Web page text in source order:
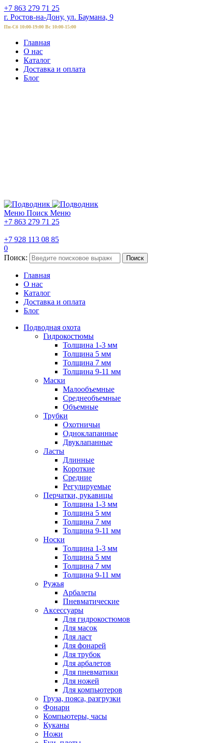
+7 863 279 71 25
г. Ростов-на-Дону, ул. Баумана, 9
Пн-Сб 10:00-19:00 Вс 10:00-15:00
Главная
О нас
Каталог
Доставка и оплата
Блог
Меню Поиск Меню
+7 863 279 71 25
+7 928 113 08 85
0
Поиск:
Поиск
Главная
О нас
Каталог
Доставка и оплата
Блог
Подводная охота
Гидрокостюмы
Толщина 1-3 мм
Толщина 5 мм
Толщина 7 мм
Толщина 9-11 мм
Маски
Малообъемные
Среднеобъемные
Объемные
Трубки
Охотничьи
Одноклапанные
Двуклапанные
Ласты
Длинные
Короткие
Средние
Регулируемые
Перчатки, рукавицы
Толщина 1-3 мм
Толщина 5 мм
Толщина 7 мм
Толщина 9-11 мм
Носки
Толщина 1-3 мм
Толщина 5 мм
Толщина 7 мм
Толщина 9-11 мм
Ружья
Арбалеты
Пневматические
Аксессуары
Для гидрокостюмов
Для масок
Для ласт
Для фонарей
Для трубок
Для арбалетов
Для пневматики
Для ножей
Для компьютеров
Груза, пояса, разгрузки
Фонари
Компьютеры, часы
Куканы
Ножи